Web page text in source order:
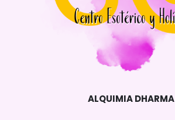
ALQUIMIA DHARMA